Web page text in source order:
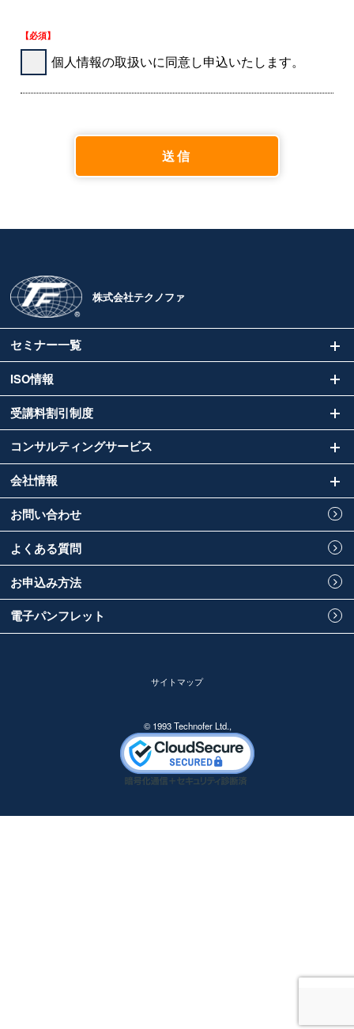
【必須】
個人情報の取扱いに同意し申込いたします。
株式会社テクノファ
セミナー一覧
ISO情報
受講料割引制度
コンサルティングサービス
会社情報
お問い合わせ
よくある質問
お申込み方法
電子パンフレット
サイトマップ
© 1993 Technofer Ltd.,